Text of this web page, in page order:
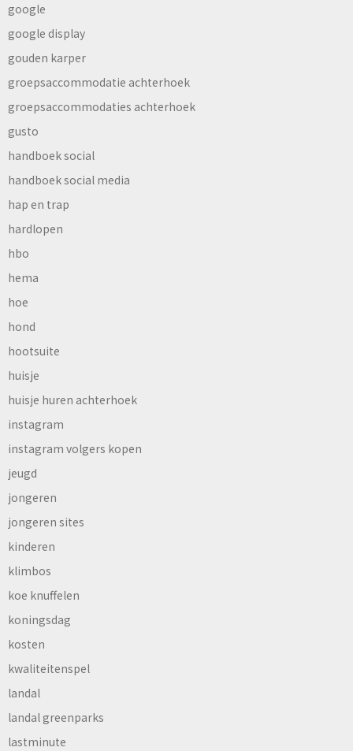
google
google display
gouden karper
groepsaccommodatie achterhoek
groepsaccommodaties achterhoek
gusto
handboek social
handboek social media
hap en trap
hardlopen
hbo
hema
hoe
hond
hootsuite
huisje
huisje huren achterhoek
instagram
instagram volgers kopen
jeugd
jongeren
jongeren sites
kinderen
klimbos
koe knuffelen
koningsdag
kosten
kwaliteitenspel
landal
landal greenparks
lastminute